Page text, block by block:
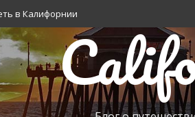
в Калифорнии